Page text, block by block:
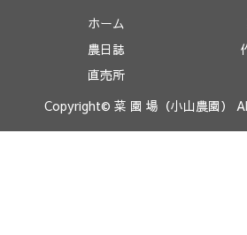
ホーム
農日誌
直売所
Copyright© 菜 園 場（小山農園）